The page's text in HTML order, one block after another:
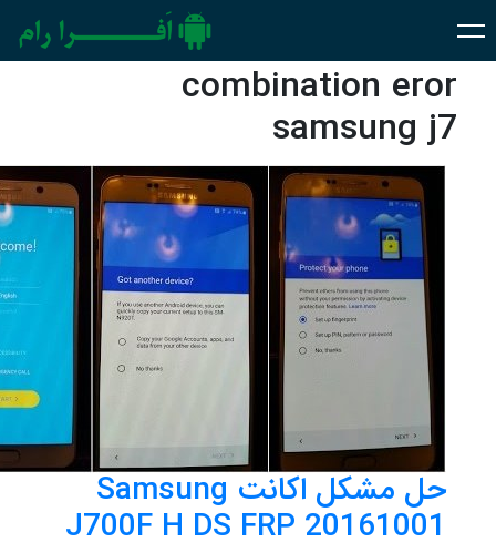
combination eror
samsung j7
حل مشکل اکانت Samsung
J700F H DS FRP 20161001